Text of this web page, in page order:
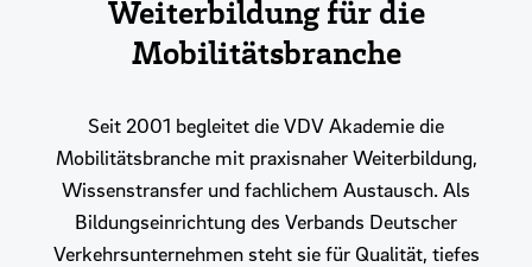
Weiterbildung für die
Mobilitätsbranche
Seit 2001 begleitet die VDV Akademie die
Mobilitätsbranche mit praxisnaher Weiterbildung,
Wissenstransfer und fachlichem Austausch. Als
Bildungseinrichtung des Verbands Deutscher
Verkehrsunternehmen steht sie für Qualität, tiefes